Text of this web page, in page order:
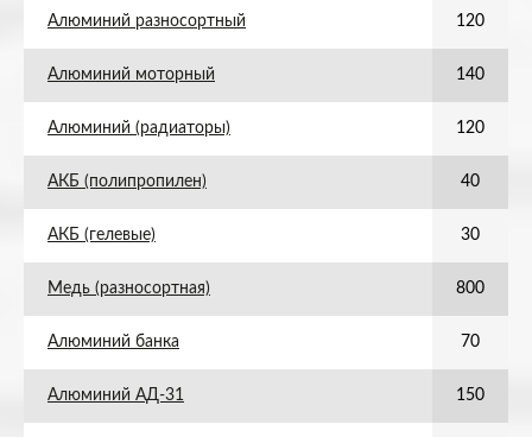
Алюминий разносортный 120
Алюминий моторный 140
Алюминий (радиаторы) 120
АКБ (полипропилен) 40
АКБ (гелевые) 30
Медь (разносортная) 800
Алюминий банка 70
Алюминий АД-31 150